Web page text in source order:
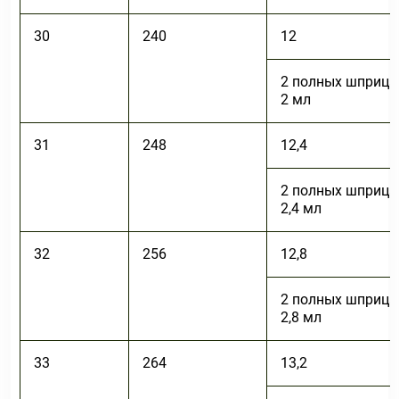
30 240 12
2 полных шприца
2 мл
31 248 12,4
2 полных шприца
2,4 мл
32 256 12,8
2 полных шприца
2,8 мл
33 264 13,2